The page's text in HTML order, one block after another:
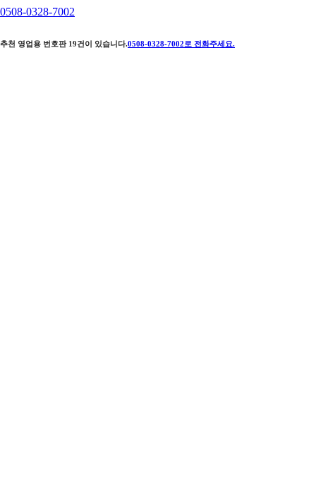
0508-0328-7002
추천 영업용 번호판 19건이 있습니다.0508-0328-7002 로 전화주세요.